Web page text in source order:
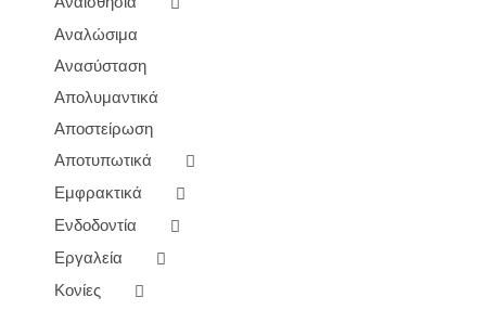
Αναλώσιμα
Ανασύσταση
Απολυμαντικά
Αποστείρωση
Αποτυπωτικά
Εμφρακτικά
Ενδοδοντία
Εργαλεία
Κονίες